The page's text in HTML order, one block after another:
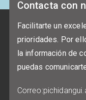
Contacta con
Facilitarte un
prioridades. Por
la información de
puedas
Correo: